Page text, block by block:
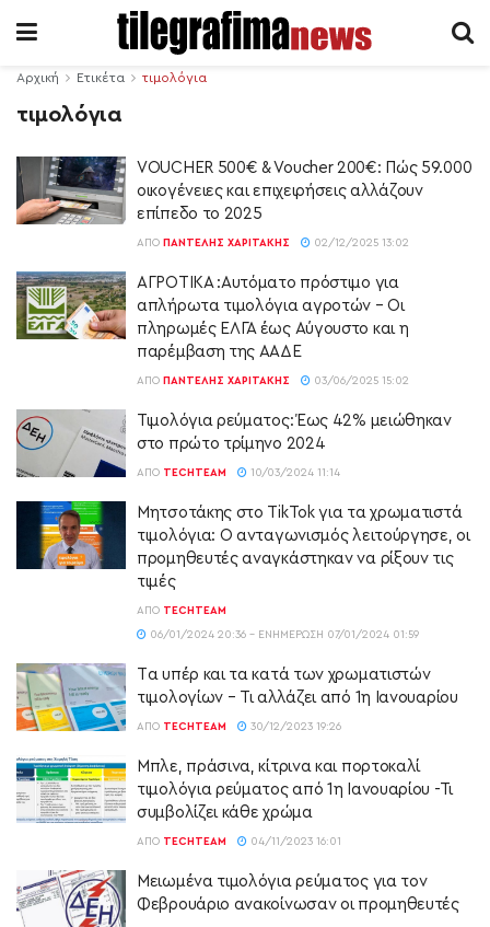
Αρχική Ετικέτα τιμολόγια
τιμολόγια
VOUCHER 500€ & Voucher 200€: Πώς 59.000
οικογένειες και επιχειρήσεις αλλάζουν
επίπεδο το 2025
ΑΠΌ ΠΑΝΤΕΛΉΣ ΧΑΡΙΤΆΚΗΣ 02/12/2025 13:02
ΑΓΡΟΤΙΚΑ :Αυτόματο πρόστιμο για
απλήρωτα τιμολόγια αγροτών – Οι
πληρωμές ΕΛΓΑ έως Αύγουστο και η
παρέμβαση της ΑΑΔΕ
ΑΠΌ ΠΑΝΤΕΛΉΣ ΧΑΡΙΤΆΚΗΣ 03/06/2025 15:02
Τιμολόγια ρεύματος: Έως 42% μειώθηκαν
στο πρώτο τρίμηνο 2024
ΑΠΌ TECHTEAM 10/03/2024 11:14
Μητσοτάκης στο TikTok για τα χρωματιστά
τιμολόγια: Ο ανταγωνισμός λειτούργησε, οι
προμηθευτές αναγκάστηκαν να ρίξουν τις
τιμές
ΑΠΌ TECHTEAM
06/01/2024 20:36 - ΕΝΗΜΈΡΩΣΗ 07/01/2024 01:59
Tα υπέρ και τα κατά των χρωματιστών
τιμολογίων – Τι αλλάζει από 1η Ιανουαρίου
ΑΠΌ TECHTEAM 30/12/2023 19:26
Μπλε, πράσινα, κίτρινα και πορτοκαλί
τιμολόγια ρεύματος από 1η Ιανουαρίου -Τι
συμβολίζει κάθε χρώμα
ΑΠΌ TECHTEAM 04/11/2023 16:01
Μειωμένα τιμολόγια ρεύματος για τον
Φεβρουάριο ανακοίνωσαν οι προμηθευτές